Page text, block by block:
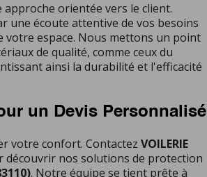
orientée vers le client.
une écoute attentive de vos besoins
votre espace. Nous mettons un point
de qualité, comme ceux du
ainsi la durabilité et l'efficacité
un Devis Personnalisé
votre confort. Contactez VOILERIE
découvrir nos solutions de protection
. Notre équipe se tient prête à